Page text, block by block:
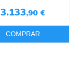
3.133,90 €
COMPRAR